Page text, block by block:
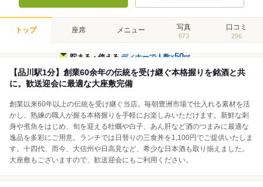
トップ 座席 メニュー 写真
673
口コミ
296
貯まる・使えるディナーで人数×50pt
【品川駅1分】創業60余年の伝統を受け継ぐ本格握りを銘酒と共
に。歓送迎会に最適な大座敷完備
創業以来60年以上の伝統を受け継ぐ当店。毎朝豊洲市場で仕入れる素材を活
かし、熟練の職人が握る本格握りを手軽にお楽しみいただけます。新鮮な刺
身や煮魚をはじめ、旬を迎える牡蠣や白子、あん肝など酒のつまみに最適な
逸品を多彩にご用意。ランチでは日替りの三食丼を1,100円でご提供いたしま
す。十四代、而今、大信州や日高見など、希少な日本酒も取り揃えました。
大座敷もございますので、歓送迎会にもご利用ください。